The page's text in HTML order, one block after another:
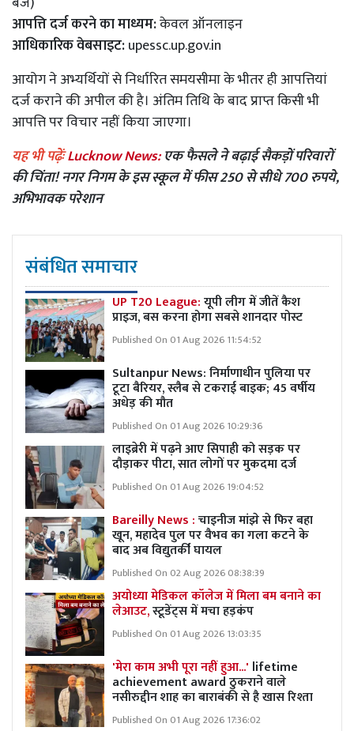
आपत्ति दर्ज करने का माध्यम:केवल ऑनलाइन
आधिकारिक वेबसाइट:upessc.up.gov.in
आयोग ने अभ्यर्थियों से निर्धारित समयसीमा के भीतर ही आपत्तियां
दर्ज कराने की अपील की है। अंतिम तिथि के बाद प्राप्त किसी भी
आपत्ति पर विचार नहीं किया जाएगा।
यह भी पढ़ेंःLucknow News:एक फैसले ने बढ़ाई सैकड़ों परिवारों
की चिंता! नगर निगम के इस स्कूल में फीस 250 से सीधे 700 रुपये,
अभिभावक परेशान
संबंधित समाचार
UP T20 League:यूपी लीग में जीतें कैश
प्राइज, बस करना होगा सबसे शानदार पोस्ट
Published On 01 Aug 2026 11:54:52
Sultanpur News: निर्माणाधीन पुलिया पर
टूटा बैरियर, स्लैब से टकराई बाइक; 45 वर्षीय
अधेड़ की मौत
Published On 01 Aug 2026 10:29:36
लाइब्रेरी में पढ़ने आए सिपाही को सड़क पर
दौड़ाकर पीटा, सात लोगों पर मुकदमा दर्ज
Published On 01 Aug 2026 19:04:52
Bareilly News :चाइनीज मांझे से फिर बहा
खून, महादेव पुल पर वैभव का गला कटने के
बाद अब विद्युतर्की घायल
Published On 02 Aug 2026 08:38:39
अयोध्या मेडिकल कॉलेज में मिला बम बनाने का
लेआउट,स्टूडेंट्स में मचा हड़कंप
Published On 01 Aug 2026 13:03:35
'मेरा काम अभी पूरा नहीं हुआ...' lifetime
achievement award ठुकराने वाले
नसीरुद्दीन शाह का बाराबंकी से है खास रिश्ता
Published On 01 Aug 2026 17:36:02